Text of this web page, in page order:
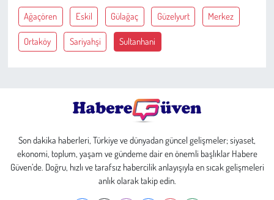
Ağaçören Eskil Gülağaç Güzelyurt Merkez
Ortaköy Sariyahşi Sultanhani
Son dakika haberleri, Türkiye ve dünyadan güncel gelişmeler; siyaset,
ekonomi, toplum, yaşam ve gündeme dair en önemli başlıklar Habere
Güven’de. Doğru, hızlı ve tarafsız habercilik anlayışıyla en sıcak gelişmeleri
anlık olarak takip edin.
Galeri
Günün İçinden
Tarım